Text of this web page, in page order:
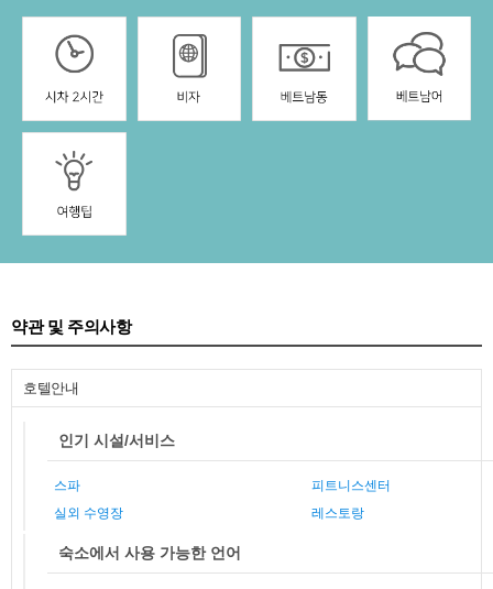
약관 및 주의사항
호텔안내
인기 시설/서비스
스파
피트니스센터
실외 수영장
레스토랑
숙소에서 사용 가능한 언어